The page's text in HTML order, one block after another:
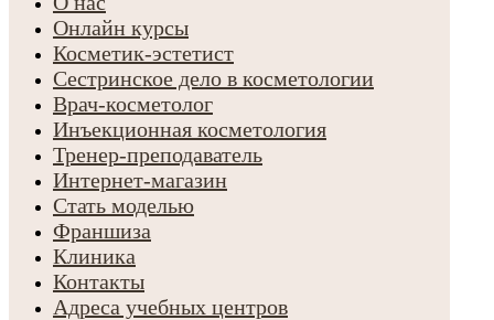
Онлайн курсы
Косметик-эстетист
Сестринское дело в косметологии
Врач-косметолог
Инъекционная косметология
Тренер-преподаватель
Интернет-магазин
Стать моделью
Франшиза
Клиника
Контакты
Адреса учебных центров